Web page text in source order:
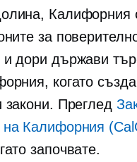
Калифорния
за
дори държави
когато
закони. Преглед
на Калифорния
започвате.